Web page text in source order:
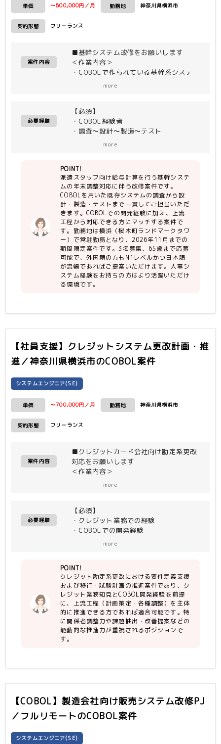
単価 〜600,000円／月 勤務地 神奈川県横浜市
契約形態 フリーランス
案件内容
■基幹システム改修をお願いします
＜作業内容＞
・COBOLで作られている基幹系システ
・工程：調査〜設計〜製造〜テスト
more
必要経験
【必須】
・COBOL経験者
・調査〜設計〜製造〜テスト
more
POINT!
派遣スタッフ向け給与計算を行う基幹システ
ムの年末調整対応に伴う改修案件です。
COBOLを用いた既存システムの調査から設
計・製造・テストまで一貫してご担当いただ
きます。COBOLでの開発経験に加え、上流
工程から対応できる方にマッチする案件で
す。勤務地は横浜（桜木町ランドマークタワ
ー）で常駐勤務となり、2026年11月までの
期間限定案件です。3名募集、65歳まで応募
可能で、外国籍の方もN1レベルかつ日本語
が流暢であればご提案いただけます。人事シ
ステム経験をお持ちの方はより活躍いただけ
る環境です。
【社員支援】クレジットシステム更改計画・推
進／神奈川県横浜市のCOBOL案件
システムエンジニア(SE)
単価 〜700,000円／月 勤務地 神奈川県横浜市
契約形態 フリーランス
案件内容
■クレジットカード会社向け勘定系更改
対応をお願いします
＜作業内容＞
・各種打合せ(内部、ベンダー)への参加
※次工程（詳細設計工程以降）について
も継続して対応が発生する見込み
more
必要経験
【必須】
・クレジット業務での経験
・COBOLでの開発経験
動的に作業遂行出来る方
・作業遂行上の課題を抽出し、改善に向
けた行動、提案が出来る方
more
POINT!
クレジット勘定系更改における要件定義支援
および移行・試験計画の推進案件であり、ク
レジット業務知見とCOBOL開発経験を前提
に、上流工程（計画策定・各種調整）を主体
的に推進できる方であれば適合可能です。特
に関係者調整力や課題抽出・改善提案などの
能動的な推進力が重視されるポジションで
す。
【COBOL】製造会社向け販売システム改修PJ
／フルリモートのCOBOL案件
システムエンジニア(SE)